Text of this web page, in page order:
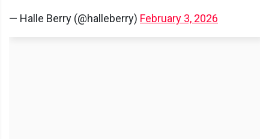
— Halle Berry (@halleberry) February 3, 2026